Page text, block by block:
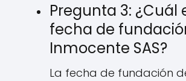
Pregunta 3: ¿Cuál
fecha de
Inmocente SAS?
La fecha de fundación